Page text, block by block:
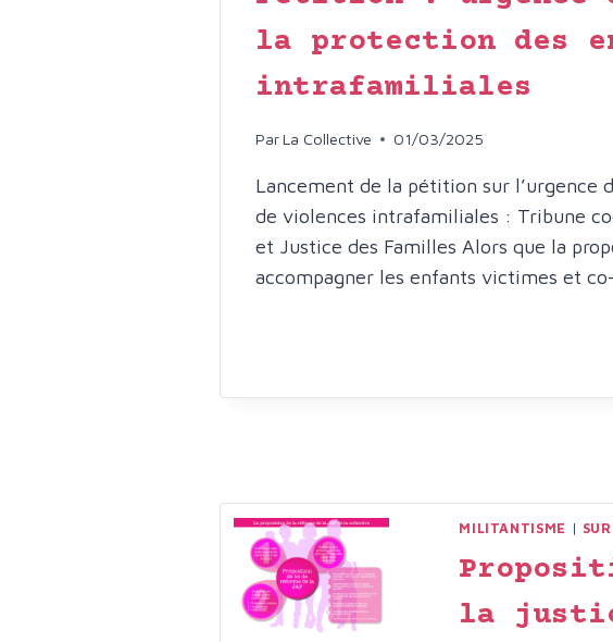
la protection des
intrafamiliales
Par La Collective 01/03/2025
Lancement de la pétition sur l’urgence
de violences intrafamiliales : Tribune
et Justice des Familles Alors que la
accompagner les enfants victimes et
MILITANTISME |
la